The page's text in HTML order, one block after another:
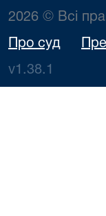
2026 © Всі
Про суд
v1.38.1